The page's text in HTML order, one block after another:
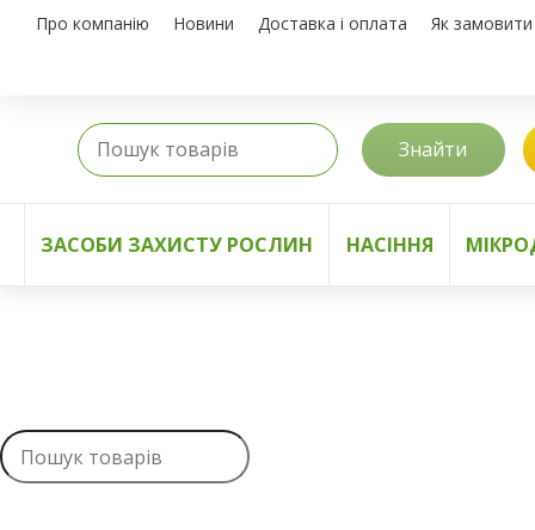
Про компанію Новини Доставка і оплата Як замовити
Знайти
ЗАСОБИ ЗАХИСТУ РОСЛИН НАСІННЯ